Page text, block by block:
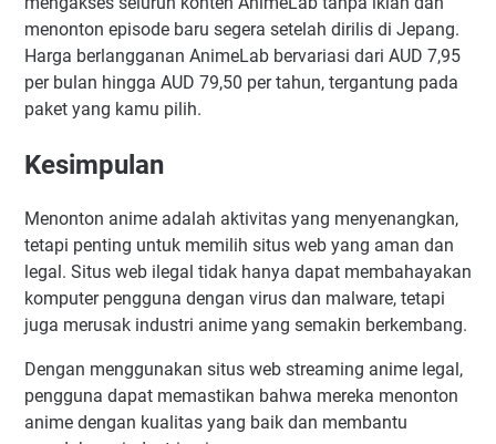
menonton episode baru segera setelah dirilis di Jepang.
Harga berlangganan AnimeLab bervariasi dari AUD 7,95
per bulan hingga AUD 79,50 per tahun, tergantung pada
paket yang kamu pilih.
Kesimpulan
Menonton anime adalah aktivitas yang menyenangkan,
tetapi penting untuk memilih situs web yang aman dan
legal. Situs web ilegal tidak hanya dapat membahayakan
komputer pengguna dengan virus dan malware, tetapi
juga merusak industri anime yang semakin berkembang.
Dengan menggunakan situs web streaming anime legal,
pengguna dapat memastikan bahwa mereka menonton
anime dengan kualitas yang baik dan membantu